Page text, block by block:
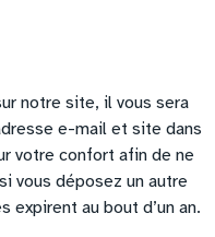
notre site, il vous sera
e-mail et site dans
votre confort afin de ne
vous déposez un autre
expirent au bout d’un an.